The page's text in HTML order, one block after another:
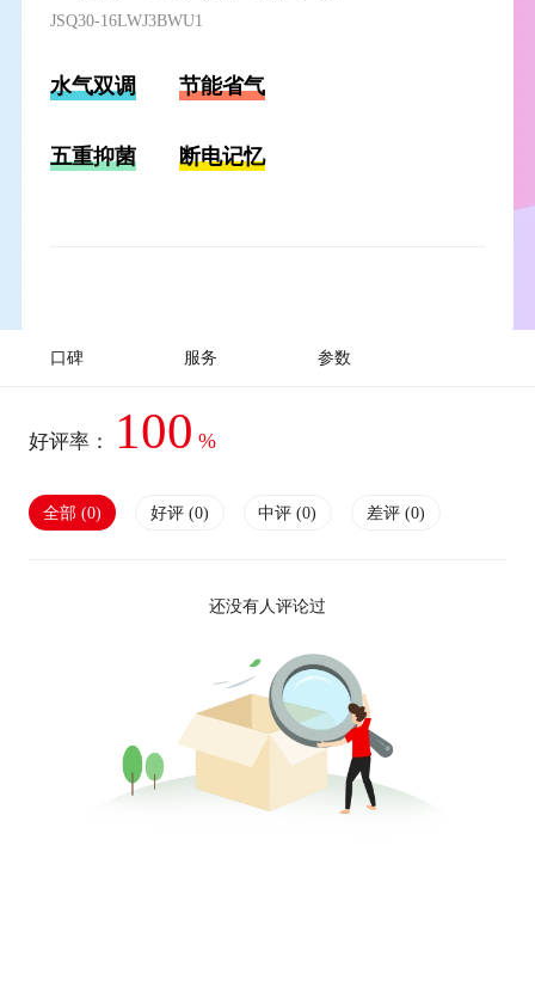
JSQ30-16LWJ3BWU1
水气双调 节能省气
五重抑菌 断电记忆
口碑 服务 参数
好评率： 100 %
全部 (0) 好评 (0) 中评 (0) 差评 (0)
还没有人评论过